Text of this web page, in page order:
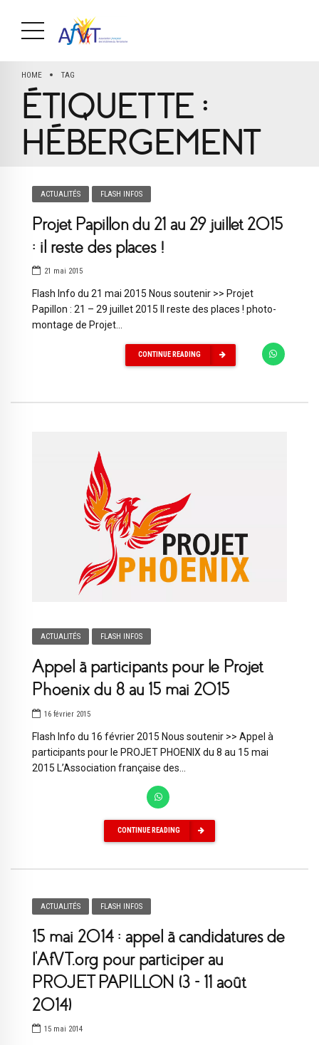
HOME TAG
ÉTIQUETTE :
HÉBERGEMENT
ACTUALITÉS FLASH INFOS
Projet Papillon du 21 au 29 juillet 2015
: il reste des places !
21 mai 2015
Flash Info du 21 mai 2015 Nous soutenir >> Projet
Papillon : 21 – 29 juillet 2015 Il reste des places ! photo-
montage de Projet...
CONTINUE READING
ACTUALITÉS FLASH INFOS
Appel à participants pour le Projet
Phoenix du 8 au 15 mai 2015
16 février 2015
Flash Info du 16 février 2015 Nous soutenir >> Appel à
participants pour le PROJET PHOENIX du 8 au 15 mai
2015 L’Association française des...
CONTINUE READING
ACTUALITÉS FLASH INFOS
15 mai 2014 : appel à candidatures de
l’AfVT.org pour participer au
PROJET PAPILLON (3 – 11 août
2014)
15 mai 2014